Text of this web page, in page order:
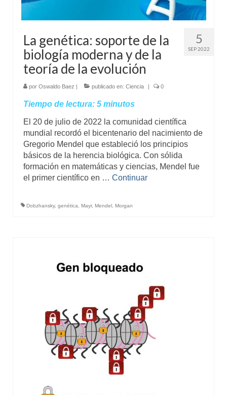
5
SEP 2022
La genética: soporte de la
biología moderna y de la
teoría de la evolución
por Oswaldo Baez | publicado en: Ciencia | 0
Tiempo de lectura: 5 minutos
El 20 de julio de 2022 la comunidad científica
mundial recordó el bicentenario del nacimiento de
Gregorio Mendel que estableció los principios
básicos de la herencia biológica. Con sólida
formación en matemáticas y ciencias, Mendel fue
el primer científico en … Continuar
Dobzhansky, genética Mayr, Mendel Morgan